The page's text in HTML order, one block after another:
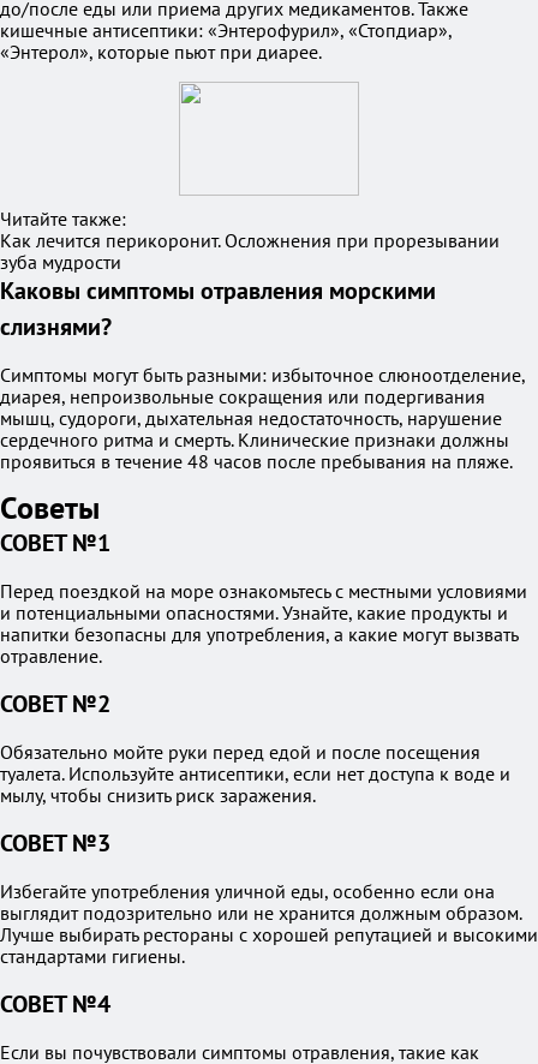
до/после еды или приема других медикаментов. Также
кишечные антисептики: «Энтерофурил», «Стопдиар»,
«Энтерол», которые пьют при диарее.
Читайте также:
Как лечится перикоронит. Осложнения при прорезывании
зуба мудрости
Каковы симптомы отравления морскими
слизнями?
Симптомы могут быть разными: избыточное слюноотделение,
диарея, непроизвольные сокращения или подергивания
мышц, судороги, дыхательная недостаточность, нарушение
сердечного ритма и смерть. Клинические признаки должны
проявиться в течение 48 часов после пребывания на пляже.
Советы
СОВЕТ №1
Перед поездкой на море ознакомьтесь с местными условиями
и потенциальными опасностями. Узнайте, какие продукты и
напитки безопасны для употребления, а какие могут вызвать
отравление.
СОВЕТ №2
Обязательно мойте руки перед едой и после посещения
туалета. Используйте антисептики, если нет доступа к воде и
мылу, чтобы снизить риск заражения.
СОВЕТ №3
Избегайте употребления уличной еды, особенно если она
выглядит подозрительно или не хранится должным образом.
Лучше выбирать рестораны с хорошей репутацией и высокими
стандартами гигиены.
СОВЕТ №4
Если вы почувствовали симптомы отравления, такие как